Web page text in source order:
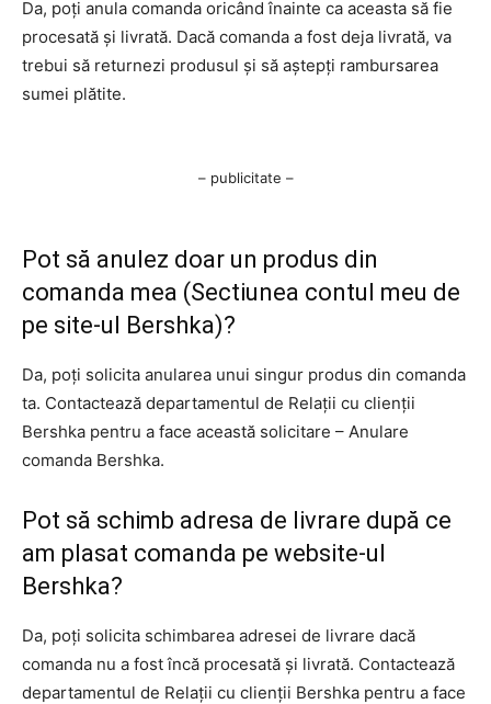
Da, poți anula comanda oricând înainte ca aceasta să fie
procesată și livrată. Dacă comanda a fost deja livrată, va
trebui să returnezi produsul și să aștepți rambursarea
sumei plătite.
– publicitate –
Pot să anulez doar un produs din
comanda mea (Sectiunea contul meu de
pe site-ul Bershka)?
Da, poți solicita anularea unui singur produs din comanda
ta. Contactează departamentul de Relații cu clienții
Bershka pentru a face această solicitare – Anulare
comanda Bershka.
Pot să schimb adresa de livrare după ce
am plasat comanda pe website-ul
Bershka?
Da, poți solicita schimbarea adresei de livrare dacă
comanda nu a fost încă procesată și livrată. Contactează
departamentul de Relații cu clienții Bershka pentru a face